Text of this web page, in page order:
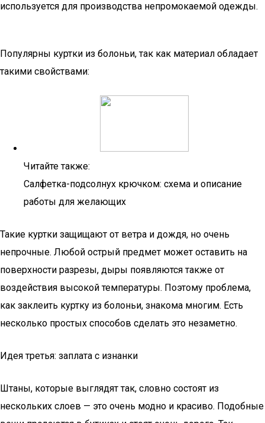
используется для производства непромокаемой одежды.
Популярны куртки из болоньи, так как материал обладает
такими свойствами:
Читайте также:
Салфетка-подсолнух крючком: схема и описание
работы для желающих
Такие куртки защищают от ветра и дождя, но очень
непрочные. Любой острый предмет может оставить на
поверхности разрезы, дыры появляются также от
воздействия высокой температуры. Поэтому проблема,
как заклеить куртку из болоньи, знакома многим. Есть
несколько простых способов сделать это незаметно.
Идея третья: заплата с изнанки
Штаны, которые выглядят так, словно состоят из
нескольких слоев — это очень модно и красиво. Подобные